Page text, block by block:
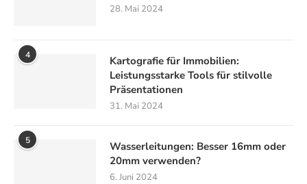
28. Mai 2024
4
Kartografie für Immobilien:
Leistungsstarke Tools für stilvolle
Präsentationen
31. Mai 2024
5
Wasserleitungen: Besser 16mm oder
20mm verwenden?
6. Juni 2024